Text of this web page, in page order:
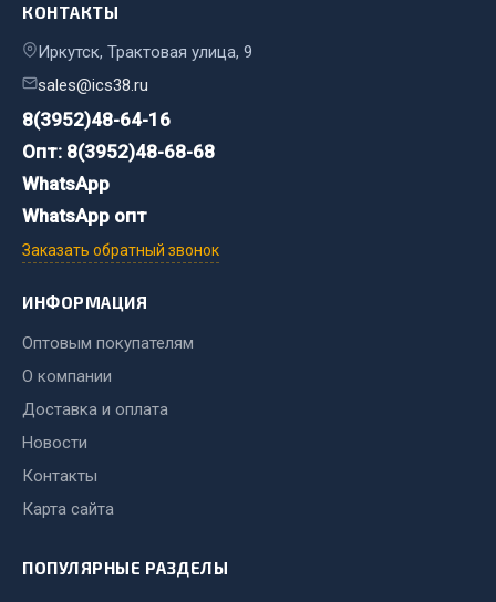
Запчасти Урал
Двигатель
Мост задний
Система питания
Система выпуска газа
Сцепление
Весь раздел
Система питания
КОНТАКТЫ
Иркутск, Трактовая улица, 9
sales@ics38.ru
8(3952)48-64-16
Опт: 8(3952)48-68-68
WhatsApp
WhatsApp опт
Заказать обратный звонок
ИНФОРМАЦИЯ
Оптовым покупателям
О компании
Доставка и оплата
Новости
Контакты
Карта сайта
ПОПУЛЯРНЫЕ РАЗДЕЛЫ